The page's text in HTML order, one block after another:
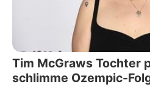
Tim McGraws Tochter
schlimme Ozempic-